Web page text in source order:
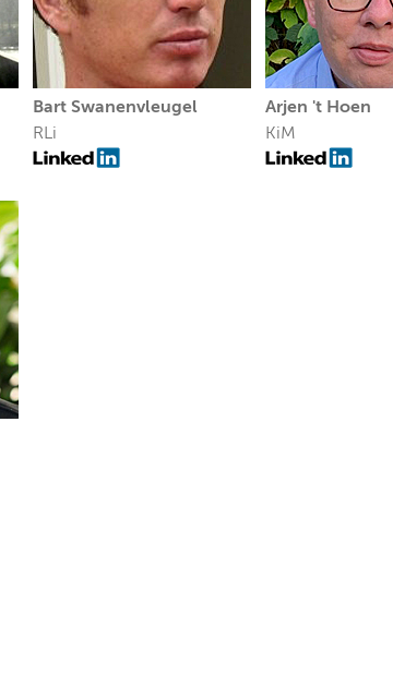
Bart Swanenvleugel
RLi
Arjen 't Hoen
KiM